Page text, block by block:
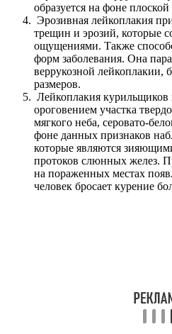
образуется на фоне
Эрозивная лейкоплакия
трещин и эрозий, которые
ощущениями. Также
форм заболевания. Она
веррукозной лейкоплакии,
размеров.
Лейкоплакия курильщиков
ороговением участка
мягкого неба, серовато-
фоне данных признаков
которые являются
протоков слюнных желез.
на пораженных местах
человек бросает курение